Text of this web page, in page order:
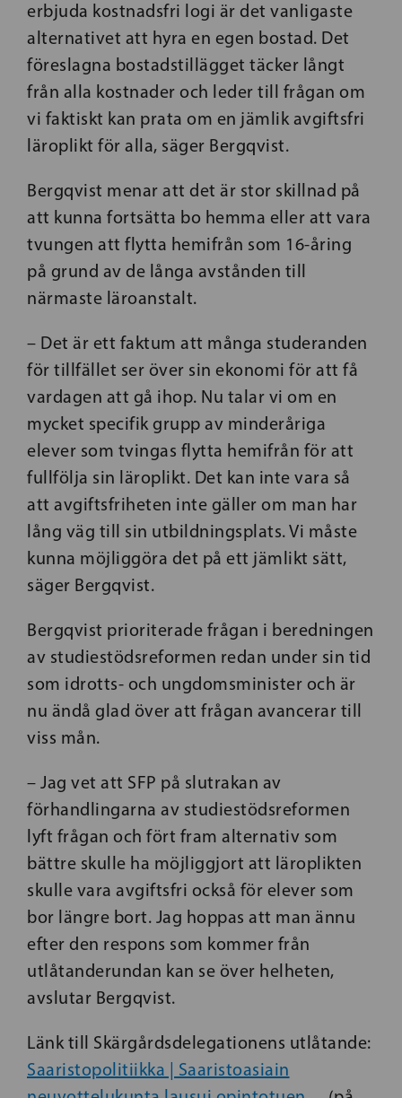
erbjuda kostnadsfri logi är det vanligaste
alternativet att hyra en egen bostad. Det
föreslagna bostadstillägget täcker långt
från alla kostnader och leder till frågan om
vi faktiskt kan prata om en jämlik avgiftsfri
läroplikt för alla, säger Bergqvist.
Bergqvist menar att det är stor skillnad på
att kunna fortsätta bo hemma eller att vara
tvungen att flytta hemifrån som 16-åring
på grund av de långa avstånden till
närmaste läroanstalt.
– Det är ett faktum att många studeranden
för tillfället ser över sin ekonomi för att få
vardagen att gå ihop. Nu talar vi om en
mycket specifik grupp av minderåriga
elever som tvingas flytta hemifrån för att
fullfölja sin läroplikt. Det kan inte vara så
att avgiftsfriheten inte gäller om man har
lång väg till sin utbildningsplats. Vi måste
kunna möjliggöra det på ett jämlikt sätt,
säger Bergqvist.
Bergqvist prioriterade frågan i beredningen
av studiestödsreformen redan under sin tid
som idrotts- och ungdomsminister och är
nu ändå glad över att frågan avancerar till
viss mån.
– Jag vet att SFP på slutrakan av
förhandlingarna av studiestödsreformen
lyft frågan och fört fram alternativ som
bättre skulle ha möjliggjort att läroplikten
skulle vara avgiftsfri också för elever som
bor längre bort. Jag hoppas att man ännu
efter den respons som kommer från
utlåtanderundan kan se över helheten,
avslutar Bergqvist.
Länk till Skärgårdsdelegationens utlåtande:
Saaristopolitiikka | Saaristoasiain